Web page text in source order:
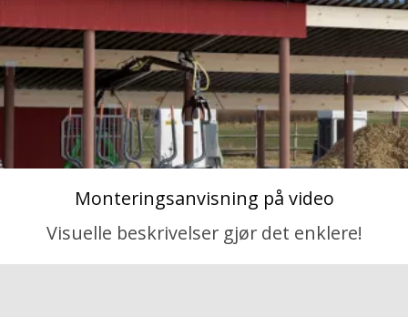
Monteringsanvisning på video
Visuelle beskrivelser gjør det enklere!